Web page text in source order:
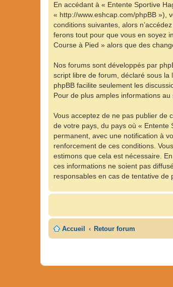
En accédant à « Entente Sportive
« http://www.eshcap.com/phpBB »),
conditions suivantes, alors
ferons tout pour que vous en soyez
Course à Pied » alors que des
Nos forums sont développés par
script libre de forum, déclaré sous la
phpBB facilite seulement les
Pour de plus amples informations
Vous acceptez de ne pas publier de
de votre pays, du pays où « Entente
permanent, avec une notification à
renforcement de ces conditions.
estimons que cela est nécessaire.
ces informations ne soient pas
responsables en cas de tentative
Accueil Retour forum